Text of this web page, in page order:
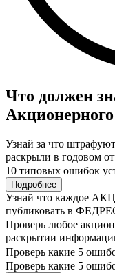
Что должен
Узнай за что
раскрыли в годовом
10 типовых ошибок
Подробнее
Узнай что каждое
публиковать в
Проверь любое
раскрытии
Проверь какие 5
Проверь какие 5